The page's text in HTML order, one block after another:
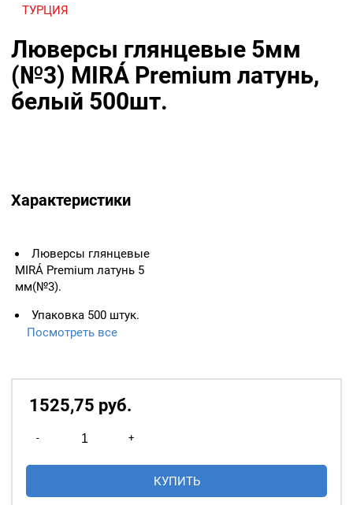
ТУРЦИЯ
Люверсы глянцевые 5мм
(№3) MIRÁ Premium латунь,
белый 500шт.
Характеристики
Люверсы глянцевые
MIRÁ Premium латунь 5
мм(№3).
Упаковка 500 штук.
Цвет: Белый.
Материал: латунь.
Посмотреть все
1525,75 руб.
-
товара
Люверсы
+
КУПИТЬ